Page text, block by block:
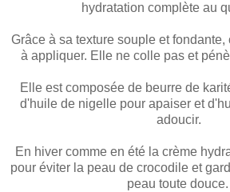
hydratation complète au
Grâce à sa texture souple et fondante,
à appliquer. Elle ne colle pas et
Elle est composée de beurre de
d'huile de nigelle pour apaiser et
adoucir.
En hiver comme en été la crème
pour éviter la peau de crocodile et
peau toute douce.